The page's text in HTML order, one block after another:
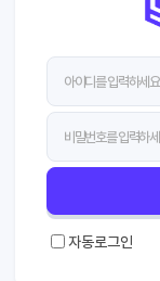
자동로그인